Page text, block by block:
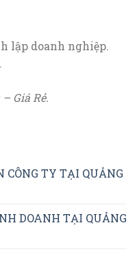
lập doanh nghiệp.
Giá Rẻ.
CÔNG TY TẠI QUẢNG
DOANH TẠI QUẢNG